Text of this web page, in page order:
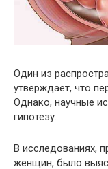
Один из
утверждает, что
Однако, научные
гипотезу.
В исследованиях,
женщин, было